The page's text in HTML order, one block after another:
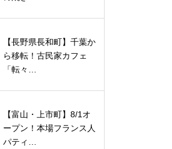
【長野県長和町】千葉か
ら移転！古民家カフェ
「転々…
【富山・上市町】8/1オ
ープン！本場フランス人
パティ…